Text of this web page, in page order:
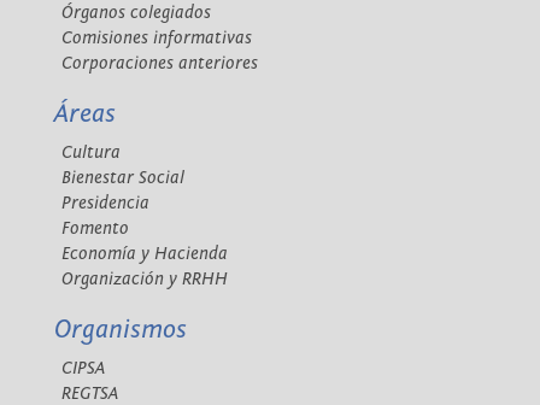
Órganos colegiados
Comisiones informativas
Corporaciones anteriores
Áreas
Cultura
Bienestar Social
Presidencia
Fomento
Economía y Hacienda
Organización y RRHH
Organismos
CIPSA
REGTSA